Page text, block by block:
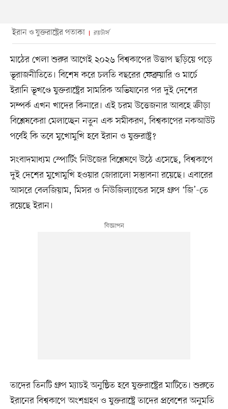
ইরান ও যুক্তরাষ্ট্রের পতাকা রয়টার্স
মাঠের খেলা শুরুর আগেই ২০২৬ বিশ্বকাপের উত্তাপ ছড়িয়ে পড়ে
ভূরাজনীতিতে। বিশেষ করে চলতি বছরের ফেব্রুয়ারি ও মার্চে
ইরানি ভূখণ্ডে যুক্তরাষ্ট্রের সামরিক অভিযানের পর দুই দেশের
সম্পর্ক এখন খাদের কিনারে। এই চরম উত্তেজনার আবহে ক্রীড়া
বিশ্লেষকেরা মেলাচ্ছেন নতুন এক সমীকরণ, বিশ্বকাপের নকআউট
পর্বেই কি তবে মুখোমুখি হবে ইরান ও যুক্তরাষ্ট্র?
সংবাদমাধ্যম স্পোর্টিং নিউজের বিশ্লেষণে উঠে এসেছে, বিশ্বকাপে
দুই দেশের মুখোমুখি হওয়ার জোরালো সম্ভাবনা রয়েছে। এবারের
আসরে বেলজিয়াম, মিসর ও নিউজিল্যান্ডের সঙ্গে গ্রুপ ‘জি’-তে
রয়েছে ইরান।
তাদের তিনটি গ্রুপ ম্যাচই অনুষ্ঠিত হবে যুক্তরাষ্ট্রের মাটিতে। শুরুতে
ইরানের বিশ্বকাপে অংশগ্রহণ ও যুক্তরাষ্ট্রে তাদের প্রবেশের অনুমতি